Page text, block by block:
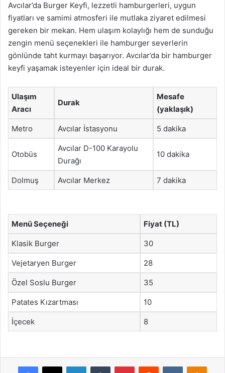
Avcılar’da Burger Keyfi, lezzetli hamburgerleri, uygun
fiyatları ve samimi atmosferi ile mutlaka ziyaret edilmesi
gereken bir mekan. Hem ulaşım kolaylığı hem de sunduğu
zengin menü seçenekleri ile hamburger severlerin
gönlünde taht kurmayı başarıyor. Avcılar’da bir hamburger
keyfi yaşamak isteyenler için ideal bir durak.
Ulaşım
Aracı
Durak
Mesafe
(yaklaşık)
Metro Avcılar İstasyonu 5 dakika
Otobüs
Avcılar D-100 Karayolu
Durağı
10 dakika
Dolmuş Avcılar Merkez 7 dakika
Menü Seçeneği Fiyat (TL)
Klasik Burger 30
Vejetaryen Burger 28
Özel Soslu Burger 35
Patates Kızartması 10
İçecek 8
Facebook
X LinkedInTumblr PinterestReddit VKontakte